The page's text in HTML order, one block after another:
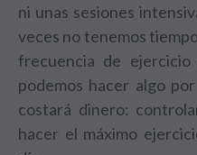
ni unas sesiones
veces no tenemos
frecuencia de
podemos hacer algo
costará dinero:
hacer el máximo